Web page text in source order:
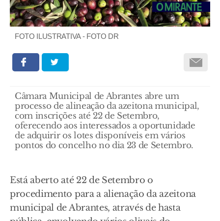
FOTO ILUSTRATIVA - FOTO DR
Câmara Municipal de Abrantes abre um
processo de alineação da azeitona municipal,
com inscrições até 22 de Setembro,
oferecendo aos interessados a oportunidade
de adquirir os lotes disponíveis em vários
pontos do concelho no dia 23 de Setembro.
Está aberto até 22 de Setembro o
procedimento para a alienação da azeitona
municipal de Abrantes, através de hasta